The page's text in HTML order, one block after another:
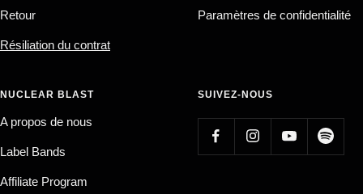
Retour
Résiliation du contrat
Paramètres de confidentialité
NUCLEAR BLAST
A propos de nous
Label Bands
Affiliate Program
SUIVEZ-NOUS